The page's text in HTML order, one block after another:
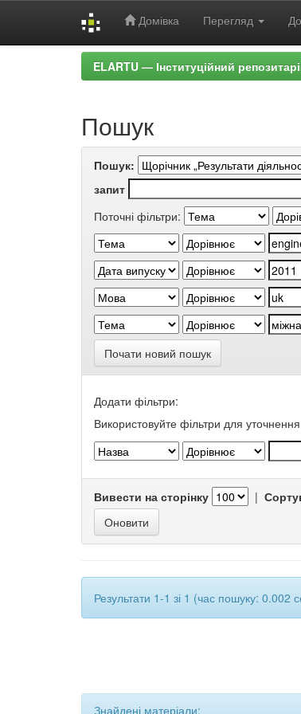
Домівка Перегляд
ELARTU — Інституційний
Пошук
Пошук:
запит
Поточні фільтри:
Почати новий пошук
Додати фільтри:
Використовуйте фільтри для
Вивести на сторінку |
Результати 1-1 зі 1 (час пошуку: 0.002
Знайдені матеріали: